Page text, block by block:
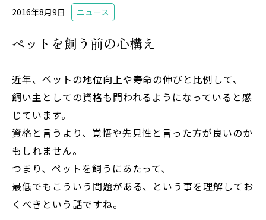
2016年8月9日 ニュース
ペットを飼う前の心構え
近年、ペットの地位向上や寿命の伸びと比例して、
飼い主としての資格も問われるようになっていると感
じています。
資格と言うより、覚悟や先見性と言った方が良いのか
もしれません。
つまり、ペットを飼うにあたって、
最低でもこういう問題がある、という事を理解してお
くべきという話ですね。